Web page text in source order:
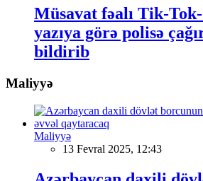
Müsavat fəalı Tik-Tok-
yazıya görə polisə
bildirib
Maliyyə
Maliyyə
13 Fevral 2025, 12:43